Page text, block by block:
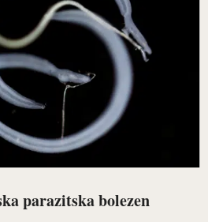
parazitska bolezen